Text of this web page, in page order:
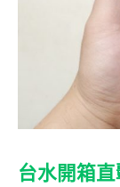
台水開箱